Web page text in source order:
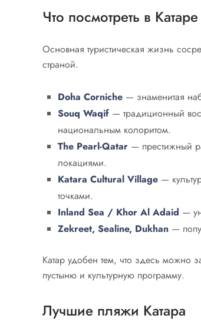
Что посмотреть в Катаре
Основная туристическая жизнь
страной.
Doha Corniche — знаменитая
Souq Waqif — традиционный
национальным колоритом.
The Pearl-Qatar — престижный
локациями.
Katara Cultural Village —
точками.
Inland Sea / Khor Al Adaid —
Zekreet, Sealine, Dukhan —
Катар удобен тем, что здесь можно
пустыню и культурную программу.
Лучшие пляжи Катара